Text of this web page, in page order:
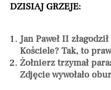
DZISIAJ GRZEJE:
Jan Paweł II
Kościele? Tak, to
Żołnierz trzymał
Zdjęcie wywołało